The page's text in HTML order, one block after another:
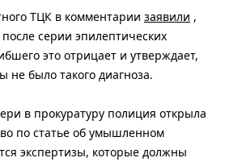
ТЦК в комментарии заявили ,
серии эпилептических
это отрицает и утверждает,
было такого диагноза.
в прокуратуру полиция открыла
по статье об умышленном
экспертизы, которые должны